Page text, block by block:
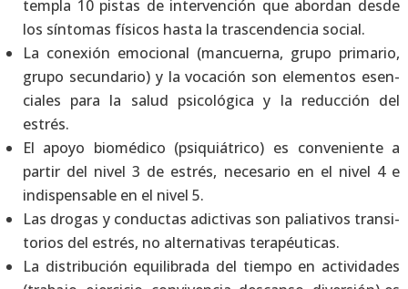
tem­pla 10 pis­tas de inter­ven­ción que abor­dan des­de
los sín­to­mas físi­cos has­ta la tras­cen­den­cia social.
La cone­xión emo­cio­nal (man­cuer­na, gru­po pri­ma­rio,
gru­po secun­da­rio) y la voca­ción son ele­men­tos esen­
cia­les para la salud psi­co­ló­gi­ca y la reduc­ción del
estrés.
El apo­yo bio­mé­di­co (psi­quiá­tri­co) es con­ve­nien­te a
par­tir del nivel 3 de estrés, nece­sa­rio en el nivel 4 e
indis­pen­sa­ble en el nivel 5.
Las dro­gas y con­duc­tas adic­ti­vas son palia­ti­vos tran­si­
to­rios del estrés, no alter­na­ti­vas tera­péu­ti­cas.
La dis­tri­bu­ción equi­li­bra­da del tiem­po en acti­vi­da­des